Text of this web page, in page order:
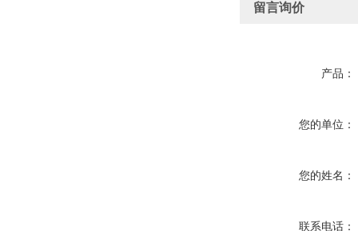
留言询价
产品：
您的单位：
您的姓名：
联系电话：